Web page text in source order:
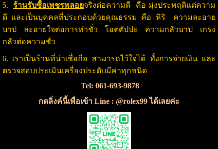
5.ร้านรับซื้อเพชรพลอยจริงต่อความดี คือ มุ่งประพฤติแต่ความ
ดี และเป็นบุคคลที่ประกอบด้วยคุณธรรม คือ หิริ ความละอาย
บาป ละอายใจต่อการทำชั่ว โอตตัปปะ ความกลัวบาป เกรง
กลัวต่อความชั่ว
6. เราเป็นร้านที่น่าเชื่อถือ สามารถไว้ใจได้ ทั้งการจ่ายเงิน และ
ตรวจสอบประเมินเครื่องประดับมีค่าทุกชนิด
Tel: 061-693-9878
กดลิ่งค์นี้เพื่อเข้า Line : @rolex99 ได้เลยค่ะ